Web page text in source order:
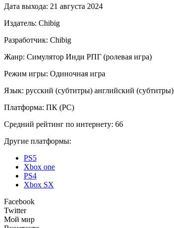
Дата выхода: 21 августа 2024
Издатель: Chibig
Разработчик: Chibig
Жанр: Симулятор Инди РПГ (ролевая игра)
Режим игры: Одиночная игра
Язык: русский (субтитры) английский (субтитры)
Платформа: ПК (PC)
Средний рейтинг по интернету: 66
Другие платформы:
PS5
Xbox one
PS4
Xbox SX
Facebook
Twitter
Мой мир